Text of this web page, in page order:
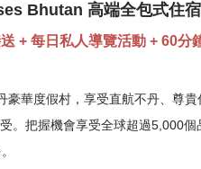
Bhutan 高端全包式住宿
+ 每日私人導覽活動 + 60分
豪華度假村，享受直航不丹、尊貴
。 把握機會享受全球超過5,000個